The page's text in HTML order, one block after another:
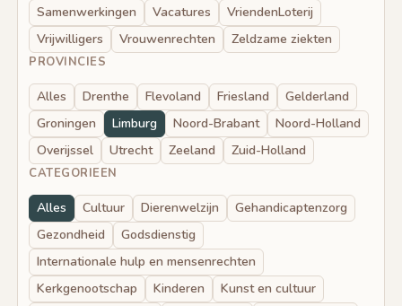
Samenwerkingen
Vacatures
VriendenLoterij
Vrijwilligers
Vrouwenrechten Zeldzame ziekten
PROVINCIES
Alles Drenthe Flevoland Friesland
Gelderland
Groningen
Limburg Noord-Brabant
Noord-Holland
Overijssel
Utrecht Zeeland Zuid-Holland
CATEGORIEEN
Alles Cultuur Dierenwelzijn
Gehandicaptenzorg
Gezondheid
Godsdienstig
Internationale hulp en mensenrechten
Kerkgenootschap
Kinderen
Kunst en cultuur